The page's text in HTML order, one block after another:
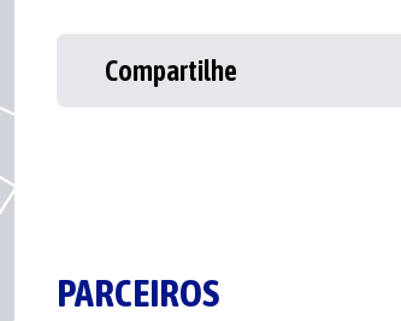
Compartilhe
PARCEIROS